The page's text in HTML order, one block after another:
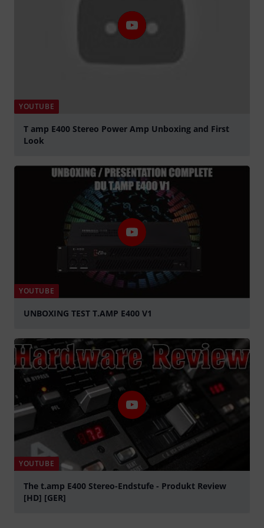
YOUTUBE
T amp E400 Stereo Power Amp Unboxing and First
Look
YOUTUBE
UNBOXING TEST T.AMP E400 V1
YOUTUBE
The t.amp E400 Stereo-Endstufe - Produkt Review
[HD] [GER]